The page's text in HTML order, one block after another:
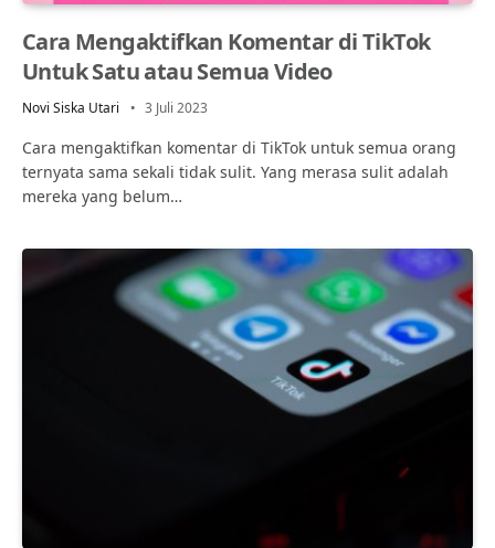
Cara Mengaktifkan Komentar di TikTok
Untuk Satu atau Semua Video
Novi Siska Utari 3 Juli 2023
Cara mengaktifkan komentar di TikTok untuk semua orang
ternyata sama sekali tidak sulit. Yang merasa sulit adalah
mereka yang belum…